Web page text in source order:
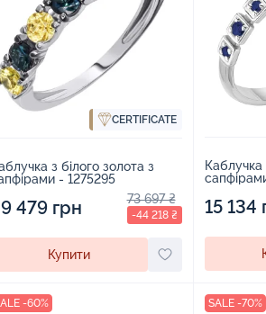
CERTIFICATE
з білого золота з
- 1275295
479 грн 73 697 ₴
-44 218 ₴
Купити
Каблучка
15 134
-60% SALE -70%